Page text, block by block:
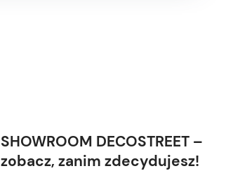
SHOWROOM DECOSTREET –
zobacz, zanim zdecydujesz!